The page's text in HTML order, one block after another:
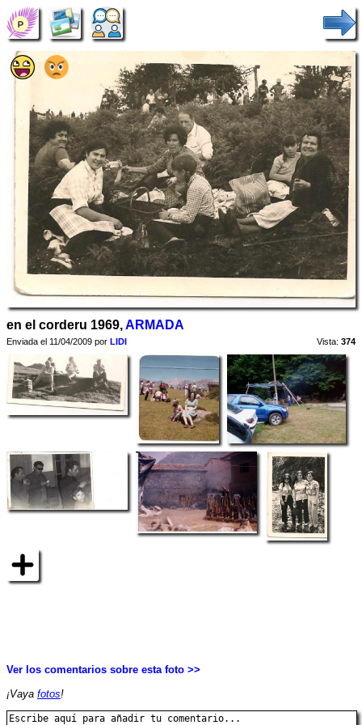
en el corderu 1969,ARMADA
Enviada el 11/04/2009 por LIDI Vista: 374
Ver los comentarios sobre esta foto >>
¡Vaya fotos!